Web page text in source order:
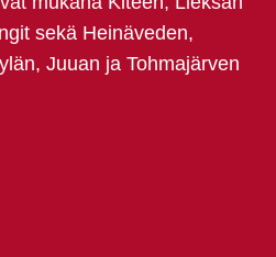
sekä Heinäveden,
Juuan ja Tohmajärven